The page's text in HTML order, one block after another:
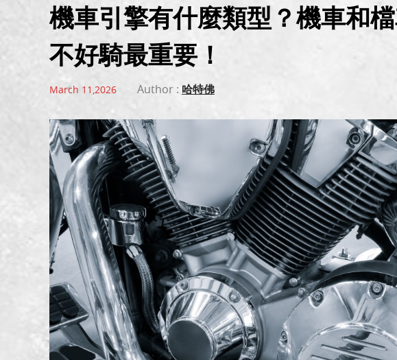
機車引擎有什麼類型？機車和
不好騎最重要！
March 11,2026 Author : 哈特佛